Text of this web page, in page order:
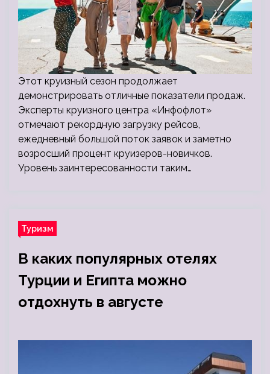
Этот круизный сезон продолжает
демонстрировать отличные показатели продаж.
Эксперты круизного центра «Инфофлот»
отмечают рекордную загрузку рейсов,
ежедневный большой поток заявок и заметно
возросший процент круизеров-новичков.
Уровень заинтересованности таким…
Туризм
В каких популярных отелях
Турции и Египта можно
отдохнуть в августе